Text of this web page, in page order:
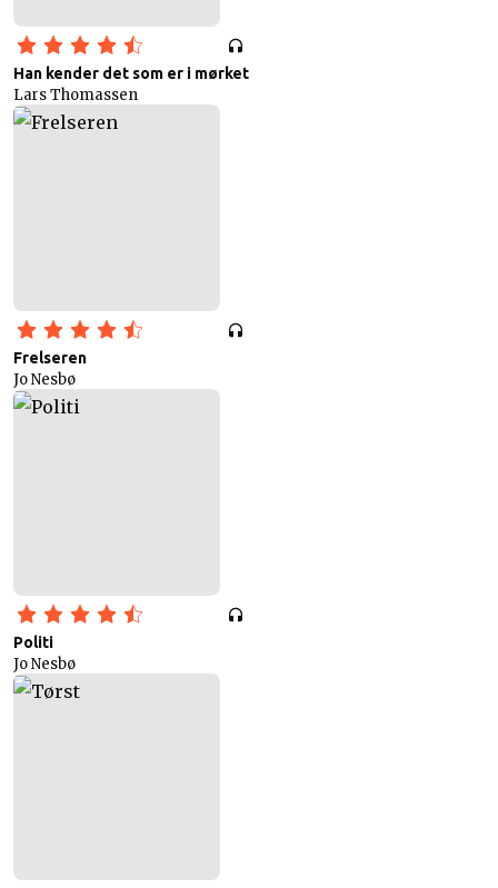
Han kender det som er i mørket
Lars Thomassen
Frelseren
Jo Nesbø
Politi
Jo Nesbø